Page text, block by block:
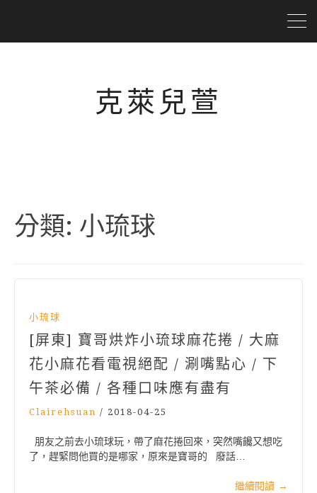
克萊兒萱
分類: 小琉球
小琉球
[屏東] 寶哥烘炸小琉球麻花捲 / 大麻
花小麻花看電視絕配 / 涮嘴點心 / 下
午茶必備 / 各種口味應有盡有
Clairehsuan / 2018-04-25
朋友之前去小琉球玩，帶了麻花捲回來，突然嘴饞又想吃
了，趕緊問他買的是哪家，原來是寶哥的 廢話…
繼續閱讀 →